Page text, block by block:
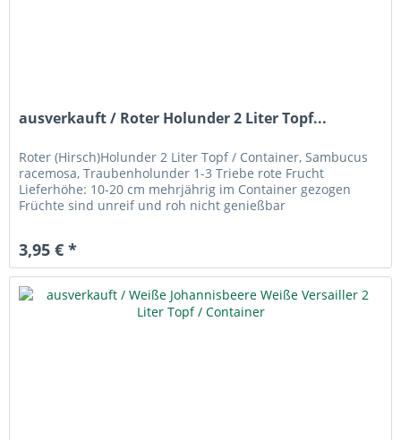
ausverkauft / Roter Holunder 2 Liter Topf...
Roter (Hirsch)Holunder 2 Liter Topf / Container, Sambucus
racemosa, Traubenholunder 1-3 Triebe rote Frucht
Lieferhöhe: 10-20 cm mehrjährig im Container gezogen
Früchte sind unreif und roh nicht genießbar
3,95 € *